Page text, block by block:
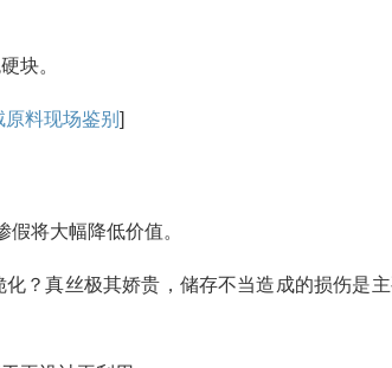
块。
原料现场鉴别 ]
将大幅降低价值。
？真丝极其娇贵，储存不当造成的损伤是